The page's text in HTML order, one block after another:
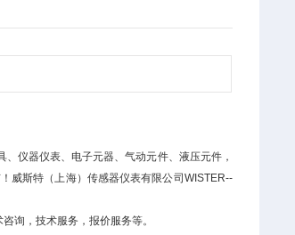
仪器仪表、电子元器、气动元件、液压元件，
威斯特（上海）传感器仪表有限公司WISTER--
询，技术服务，报价服务等。